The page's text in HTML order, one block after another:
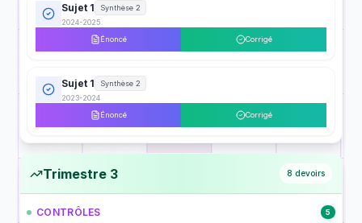
Sujet 1
Synthèse 2
2024-2025
Énoncé
Corrigé
Sujet 1
Synthèse 2
2023-2024
Énoncé
Corrigé
Trimestre 3 8 devoirs
CONTRÔLES 5